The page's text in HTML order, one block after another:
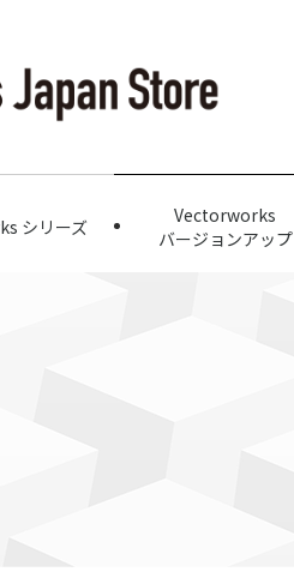
シリーズ
Vectorworks
バージョンアップ